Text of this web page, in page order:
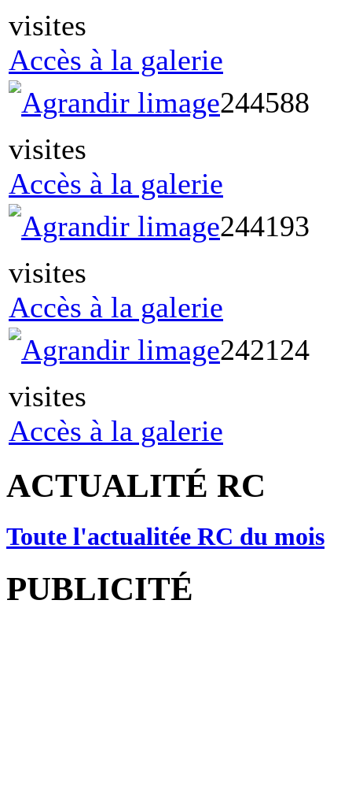
visites
Accès à la galerie
244588
visites
Accès à la galerie
244193
visites
Accès à la galerie
242124
visites
Accès à la galerie
ACTUALITÉ RC
Toute l'actualitée RC du mois
PUBLICITÉ